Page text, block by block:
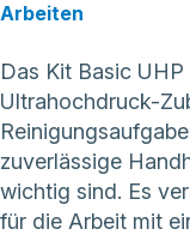
Arbeiten
Das Kit Basic
Ultrahochdruck-
zuverlässige
wichtig sind. Es
für die Arbeit mit